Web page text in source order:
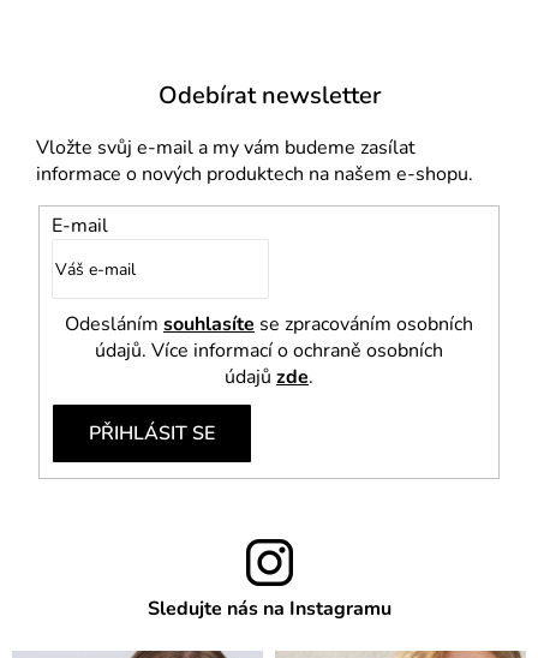
i
s
u
Odebírat newsletter
Vložte svůj e-mail a my vám budeme zasílat
informace o nových produktech na našem e-shopu.
E-mail
Odesláním souhlasíte se zpracováním osobních
údajů. Více informací o ochraně osobních
údajů zde.
PŘIHLÁSIT SE
Sledujte nás na Instagramu